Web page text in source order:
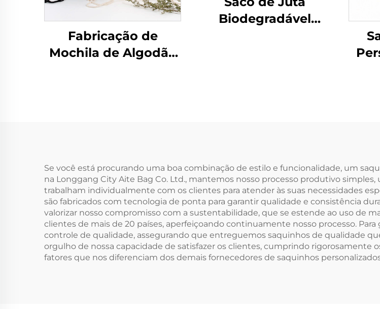
Fabricação de
Mochila de Algodão
Biodegradável
Juta com Cordão
Se você está procurando uma boa combinação de estilo e funcionalidade, um
na Longgang City Aite Bag Co. Ltd., mantemos nosso processo produtivo
trabalham individualmente com os clientes para atender às suas necessidades
são fabricados com tecnologia de ponta para garantir qualidade e consistência
valorizar nosso compromisso com a sustentabilidade, que se estende ao uso de
clientes de mais de 20 países, aperfeiçoando continuamente nosso processo.
controle de qualidade, assegurando que entreguemos saquinhos de qualidade
orgulho de nossa capacidade de satisfazer os clientes, cumprindo
fatores que nos diferenciam dos demais fornecedores de saquinhos